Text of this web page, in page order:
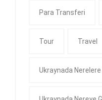
Para Transferi
Tour Travel
Ukraynada Nerelere